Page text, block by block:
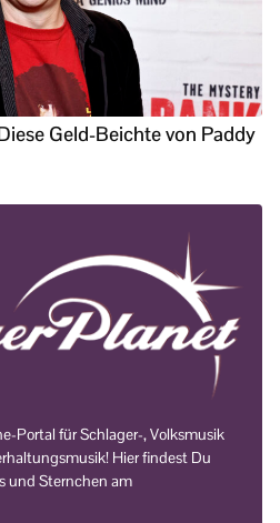
Geld-Beichte von Paddy
Portal für Schlager-, Volksmusik
Hier findest Du
und Sternchen am